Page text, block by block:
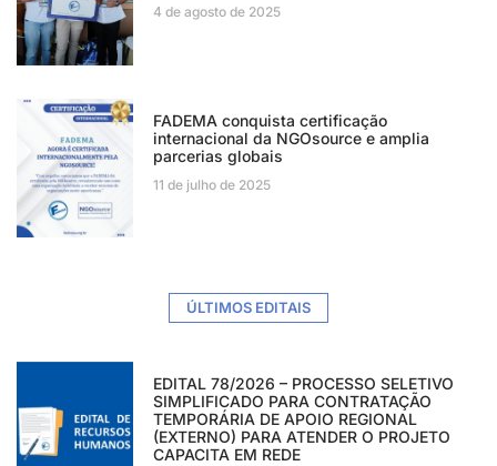
4 de agosto de 2025
FADEMA conquista certificação
internacional da NGOsource e amplia
parcerias globais
11 de julho de 2025
ÚLTIMOS EDITAIS
EDITAL 78/2026 – PROCESSO SELETIVO
SIMPLIFICADO PARA CONTRATAÇÃO
TEMPORÁRIA DE APOIO REGIONAL
(EXTERNO) PARA ATENDER O PROJETO
CAPACITA EM REDE